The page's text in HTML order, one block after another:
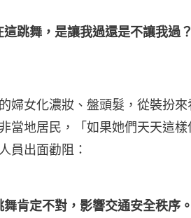
肯定不對，影響交通安全秩序。